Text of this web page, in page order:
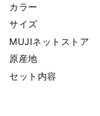
カラー
サイズ
MUJIネットストア
原産地
セット内容